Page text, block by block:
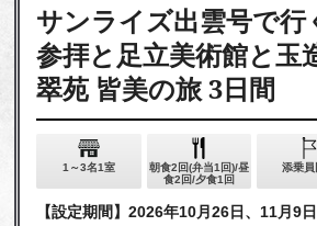
サンライズ出雲号で行
参拝と足立美術館と玉
翠苑 皆美の旅 3日間
1～3名1室
朝食2回(弁当1回)/昼
食2回/夕食1回
添乗員
【設定期間】2026年10月26日、11月9